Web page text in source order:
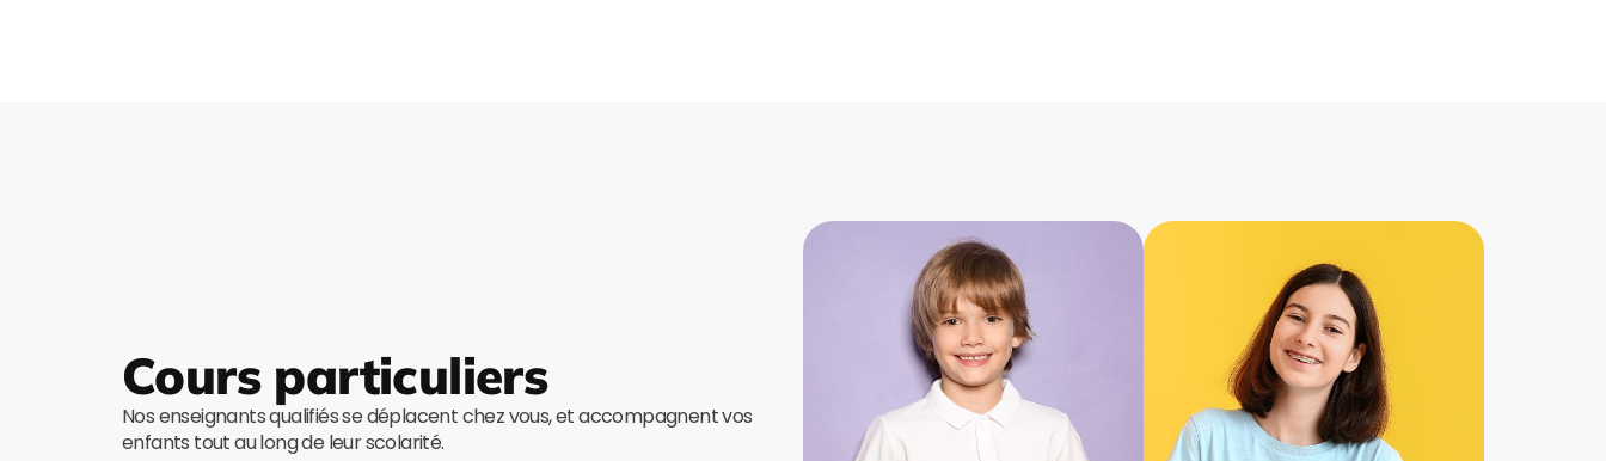
Cours particuliers
Nos enseignants qualifiés se déplacent chez vous, et accompagnent vos
enfants tout au long de leur scolarité.